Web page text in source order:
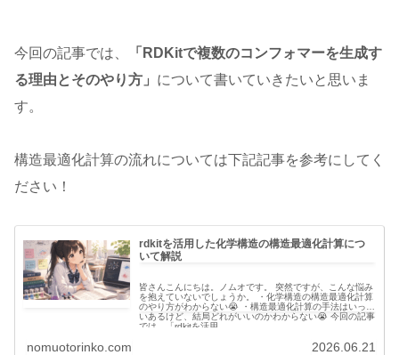
今回の記事では、
「RDKitで複数のコンフォマーを生成す
る理由とそのやり方」 について書いていきたいと思いま
す。
構造最適化計算の流れについては下記記事を参考にしてく
ださい！
rdkitを活用した化学構造の構造最適化計算につ
いて解説
皆さんこんにちは。ノムオです。 突然ですが、こんな悩み
を抱えていないでしょうか。 ・化学構造の構造最適化計算
のやり方がわからない😭 ・構造最適化計算の手法はいっぱ
いあるけど、結局どれがいいのかわからない😭 今回の記事
では、「rdkitを活用...
nomuotorinko.com 2026.06.21